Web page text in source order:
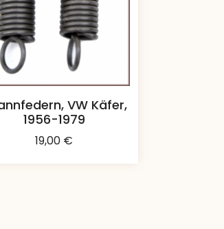
VW Käfer,
1956-1979
19,00 €